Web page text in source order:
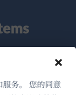
务。 您的同意